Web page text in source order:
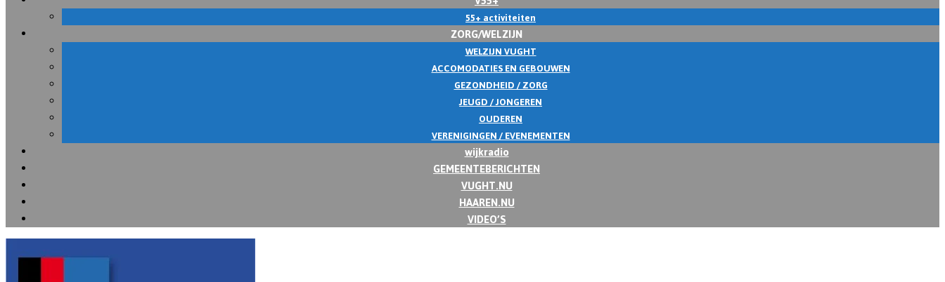
55+ activiteiten
ZORG/WELZIJN
WELZIJN VUGHT
ACCOMODATIES EN GEBOUWEN
GEZONDHEID / ZORG
JEUGD / JONGEREN
OUDEREN
VERENIGINGEN / EVENEMENTEN
wijkradio
GEMEENTEBERICHTEN
VUGHT.NU
HAAREN.NU
VIDEO’S